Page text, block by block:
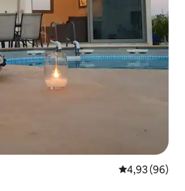
Calificación
4,93 (96)